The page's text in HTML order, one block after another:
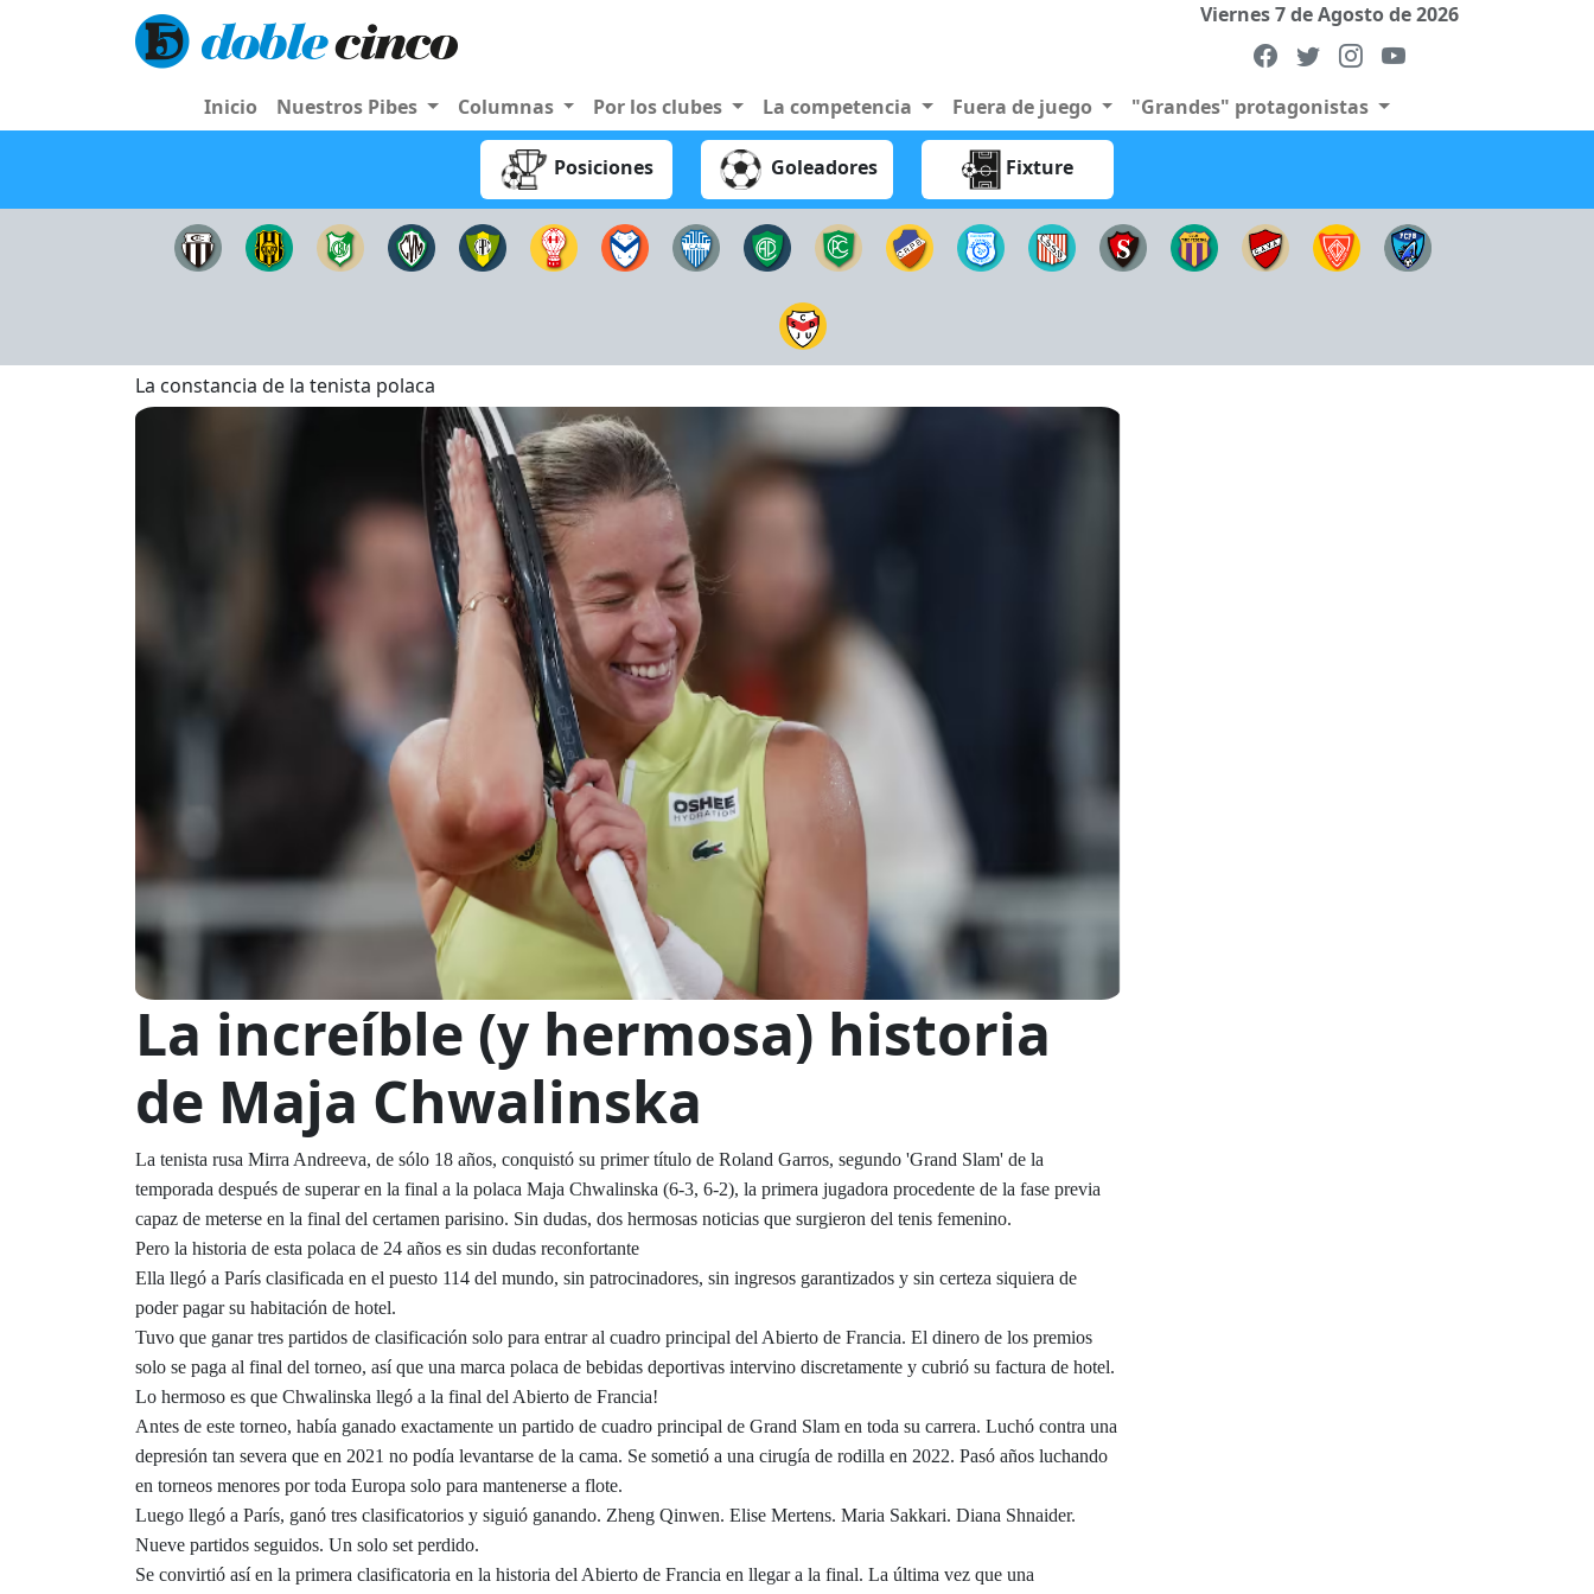
Viernes 7 de Agosto de 2026
Inicio Nuestros Pibes Columnas Por los clubes La competencia Fuera de juego "Grandes" protagonistas
Posiciones Goleadores Fixture
La constancia de la tenista polaca
La increíble (y hermosa) historia
de Maja Chwalinska
La tenista rusa Mirra Andreeva, de sólo 18 años, conquistó su primer título de Roland Garros, segundo 'Grand Slam' de la
temporada después de superar en la final a la polaca Maja Chwalinska (6-3, 6-2), la primera jugadora procedente de la fase previa
capaz de meterse en la final del certamen parisino. Sin dudas, dos hermosas noticias que surgieron del tenis femenino.
Pero la historia de esta polaca de 24 años es sin dudas reconfortante
Ella llegó a París clasificada en el puesto 114 del mundo, sin patrocinadores, sin ingresos garantizados y sin certeza siquiera de
poder pagar su habitación de hotel.
Tuvo que ganar tres partidos de clasificación solo para entrar al cuadro principal del Abierto de Francia. El dinero de los premios
solo se paga al final del torneo, así que una marca polaca de bebidas deportivas intervino discretamente y cubrió su factura de hotel.
Lo hermoso es que Chwalinska llegó a la final del Abierto de Francia!
Antes de este torneo, había ganado exactamente un partido de cuadro principal de Grand Slam en toda su carrera. Luchó contra una
depresión tan severa que en 2021 no podía levantarse de la cama. Se sometió a una cirugía de rodilla en 2022. Pasó años luchando
en torneos menores por toda Europa solo para mantenerse a flote.
Luego llegó a París, ganó tres clasificatorios y siguió ganando. Zheng Qinwen. Elise Mertens. Maria Sakkari. Diana Shnaider.
Nueve partidos seguidos. Un solo set perdido.
Se convirtió así en la primera clasificatoria en la historia del Abierto de Francia en llegar a la final. La última vez que una